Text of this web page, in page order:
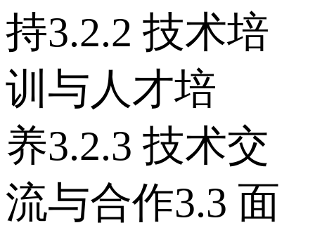
持 3.2.2 技术培
训与人才培
养 3.2.3 技术交
流与合作 3.3 面